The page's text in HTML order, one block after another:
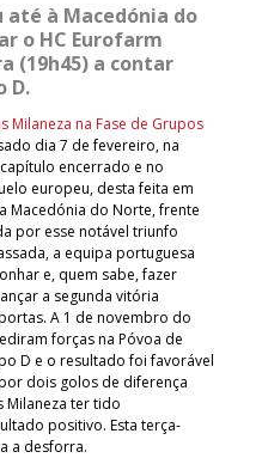
à Macedónia do
o HC Eurofarm
(19h45) a contar
D.
Milaneza na Fase de Grupos
dia 7 de fevereiro, na
encerrado e no
europeu, desta feita em
Macedónia do Norte, frente
por esse notável triunfo
a equipa portuguesa
e, quem sabe, fazer
a segunda vitória
A 1 de novembro do
forças na Póvoa de
D e o resultado foi favorável
dois golos de diferença
Milaneza ter tido
positivo. Esta terça-
a desforra.